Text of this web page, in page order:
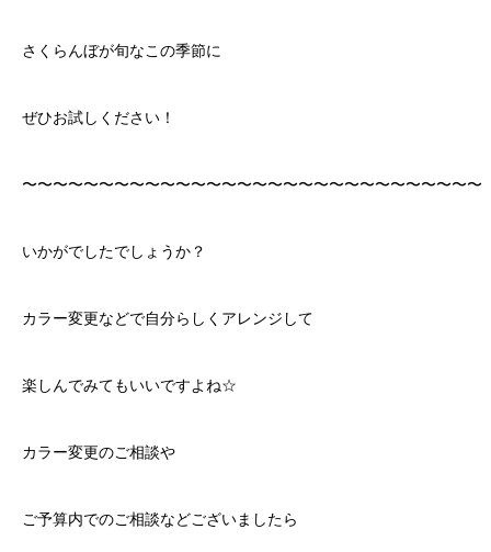
さくらんぼが旬なこの季節に
ぜひお試しください！
〜〜〜〜〜〜〜〜〜〜〜〜〜〜〜〜〜〜〜〜〜〜〜〜〜〜〜〜〜〜
いかがでしたでしょうか？
カラー変更などで自分らしくアレンジして
楽しんでみてもいいですよね☆
カラー変更のご相談や
ご予算内でのご相談などございましたら